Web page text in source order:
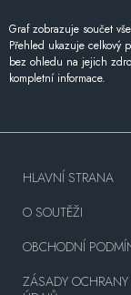
Graf zobrazuje součet
Přehled ukazuje celkový
bez ohledu na jejich
kompletní informace.
HLAVNÍ STRANA
O SOUTĚŽI
OBCHODNÍ
ZÁSADY